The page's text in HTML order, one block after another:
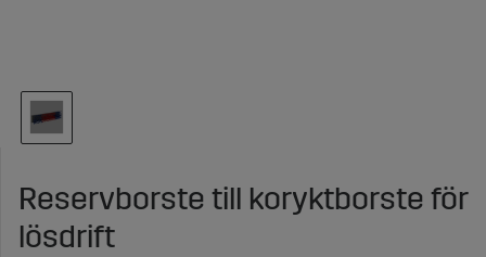
Reservborste till koryktborste för
lösdrift